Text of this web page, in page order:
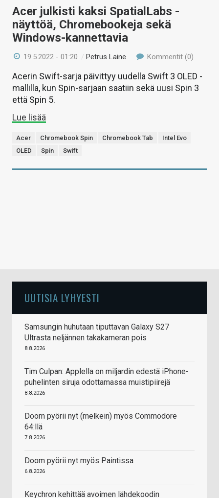
VAIHDA TEEMA
HAKU
Acer julkisti kaksi SpatialLabs -
näyttöä, Chromebookeja sekä
Windows-kannettavia
19.5.2022 - 01:20 / Petrus Laine Kommentit (0)
Acerin Swift-sarja päivittyy uudella Swift 3 OLED -
mallilla, kun Spin-sarjaan saatiin sekä uusi Spin 3
että Spin 5.
Lue lisää
Acer Chromebook Spin Chromebook Tab
Intel Evo
OLED
Spin Swift
UUTISIA LYHYESTI
Samsungin huhutaan tiputtavan Galaxy S27
Ultrasta neljännen takakameran pois
8.8.2026
Tim Culpan: Applella on miljardin edestä iPhone-
puhelinten siruja odottamassa muistipiirejä
8.8.2026
Doom pyörii nyt (melkein) myös Commodore
64:llä
7.8.2026
Doom pyörii nyt myös Paintissa
6.8.2026
Keychron kehittää avoimen lähdekoodin